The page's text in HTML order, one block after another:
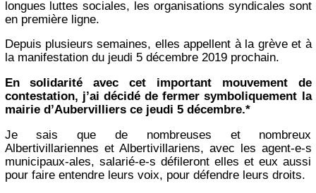
longues luttes sociales, les organisations syndicales sont
en première ligne.
Depuis plusieurs semaines, elles appellent à la grève et à
la manifestation du jeudi 5 décembre 2019 prochain.
En solidarité avec cet important mouvement de
contestation, j’ai décidé de fermer symboliquement la
mairie d’Aubervilliers ce jeudi 5 décembre.*
Je sais que de nombreuses et nombreux
Albertivillariennes et Albertivillariens, avec les agent-e-s
municipaux-ales, salarié-e-s défileront elles et eux aussi
pour faire entendre leurs voix, pour défendre leurs droits.